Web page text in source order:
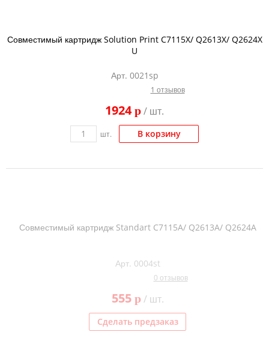
Совместимый картридж Solution Print C7115X/ Q2613X/ Q2624X
U
Арт. 0021sp
1 отзывов
1924p/ шт.
шт. В корзину
Совместимый картридж Standart C7115A/ Q2613A/ Q2624A
Арт. 0004st
0 отзывов
555 p/ шт.
Сделать предзаказ